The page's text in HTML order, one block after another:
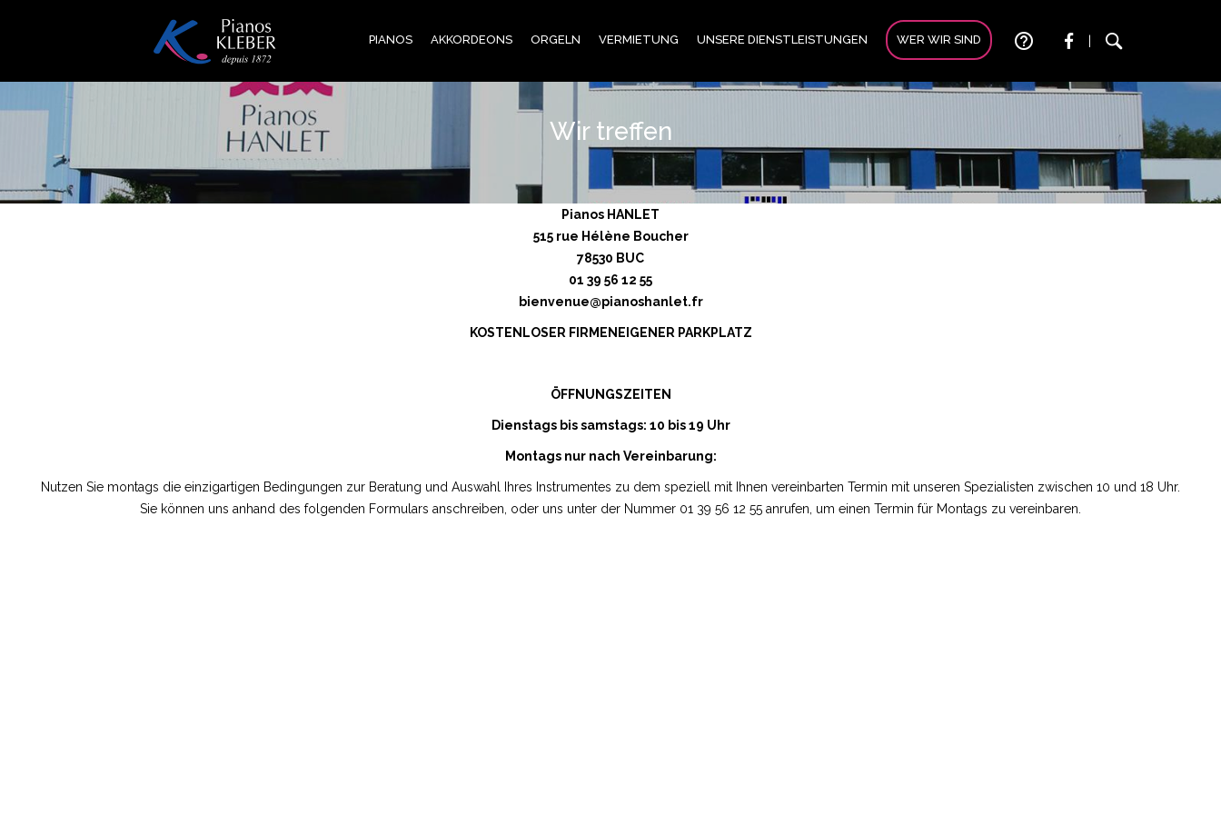
PIANOS AKKORDEONS ORGELN VERMIETUNG UNSERE DIENSTLEISTUNGEN WER WIR SIND help_outline
Wir treffen
Pianos HANLET
515 rue Hélène Boucher
78530 BUC
01 39 56 12 55
bienvenue@pianoshanlet.fr
KOSTENLOSER FIRMENEIGENER PARKPLATZ
ÖFFNUNGSZEITEN
Dienstags bis samstags: 10 bis 19 Uhr
Montags nur nach Vereinbarung:
Nutzen Sie montags die einzigartigen Bedingungen zur Beratung und Auswahl Ihres Instrumentes zu dem speziell mit Ihnen vereinbarten Termin mit unseren Spezialisten zwischen 10 und 18 Uhr.
Sie können uns anhand des folgenden Formulars anschreiben, oder uns unter der Nummer 01 39 56 12 55 anrufen, um einen Termin für Montags zu vereinbaren.